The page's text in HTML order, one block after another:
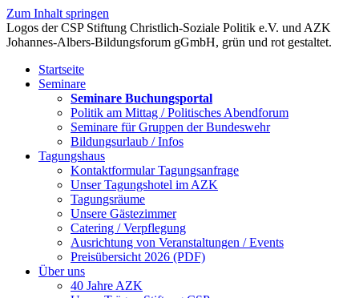
Zum Inhalt springen
Startseite
Seminare
Seminare Buchungsportal
Politik am Mittag / Politisches Abendforum
Seminare für Gruppen der Bundeswehr
Bildungsurlaub / Infos
Tagungshaus
Kontaktformular Tagungsanfrage
Unser Tagungshotel im AZK
Tagungsräume
Unsere Gästezimmer
Catering / Verpflegung
Ausrichtung von Veranstaltungen / Events
Preisübersicht 2026 (PDF)
Über uns
40 Jahre AZK